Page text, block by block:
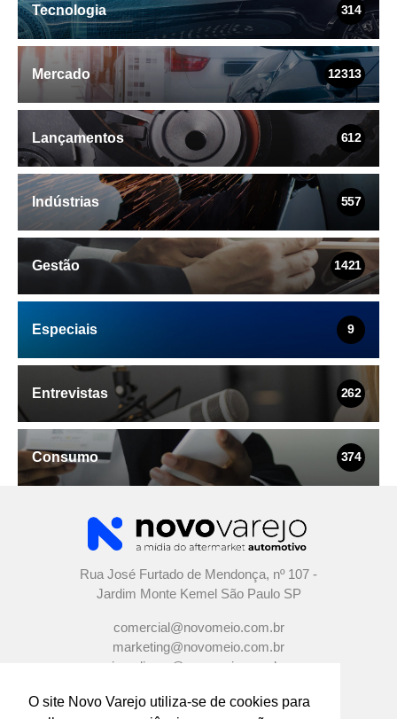
O site Novo Varejo utiliza-se de cookies para
Tecnologia 314
Mercado 12313
Lançamentos 612
Indústrias 557
Gestão 1421
Especiais 9
Entrevistas 262
Consumo 374
Rua José Furtado de Mendonça, nº 107 -
Jardim Monte Kemel São Paulo SP
comercial@novomeio.com.br
marketing@novomeio.com.br
jornalismo@novomeio.com.br